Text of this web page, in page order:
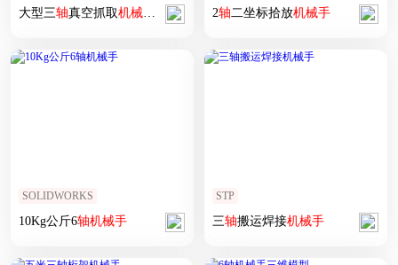
大型三轴真空抓取机械手 设计 2轴二坐标拾放机械手
SOLIDWORKS
10Kg公斤6轴机械手
STP
三轴搬运焊接机械手